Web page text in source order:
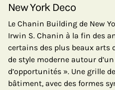
New York Deco
Le Chanin Building de New
Irwin S. Chanin à la fin des
certains des plus beaux arts
de style moderne autour
d’opportunités ». Une grille
bâtiment, avec des formes